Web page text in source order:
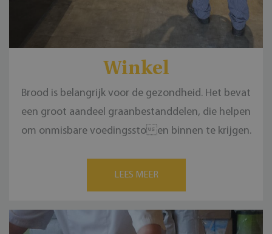
Winkel
Brood is belangrijk voor de gezondheid. Het bevat
een groot aandeel graanbestanddelen, die helpen
om onmisbare voedingsstoen binnen te krijgen.
LEES MEER